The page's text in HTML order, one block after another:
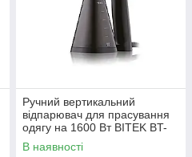
Ручний вертикальний
відпарювач для прасування
одягу на 1600 Вт BITEK BT-
1272 Чорний
В наявності